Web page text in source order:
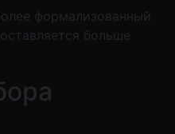
формализованный
больше